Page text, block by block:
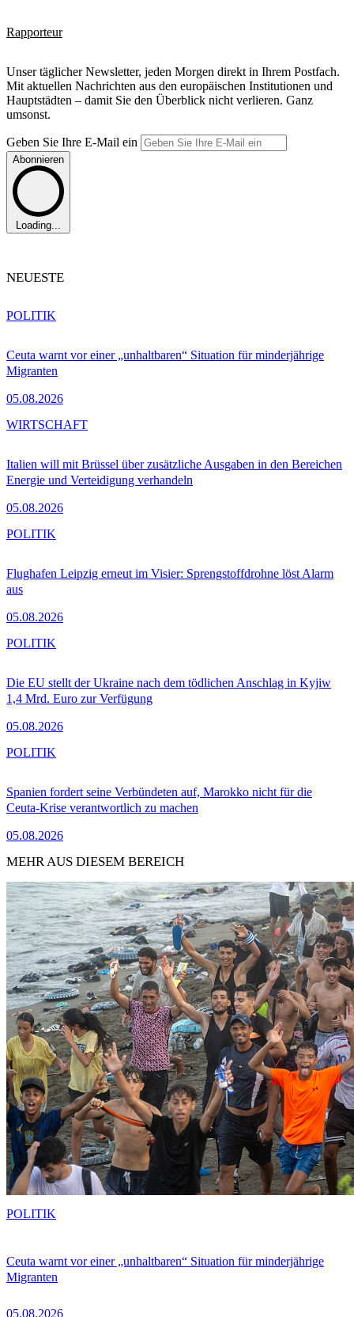
Rapporteur
Unser täglicher Newsletter, jeden Morgen direkt in Ihrem Postfach.
Mit aktuellen Nachrichten aus den europäischen Institutionen und
Hauptstädten – damit Sie den Überblick nicht verlieren. Ganz
umsonst.
Geben Sie Ihre E-Mail ein
Abonnieren
Loading...
NEUESTE
Ceuta warnt vor einer „unhaltbaren“ Situation für minderjährige
Migranten
05.08.2026
POLITIK
Italien will mit Brüssel über zusätzliche Ausgaben in den Bereichen
Energie und Verteidigung verhandeln
05.08.2026
WIRTSCHAFT
Flughafen Leipzig erneut im Visier: Sprengstoffdrohne löst Alarm
aus
05.08.2026
POLITIK
Die EU stellt der Ukraine nach dem tödlichen Anschlag in Kyjiw
1,4 Mrd. Euro zur Verfügung
05.08.2026
POLITIK
Spanien fordert seine Verbündeten auf, Marokko nicht für die
Ceuta-Krise verantwortlich zu machen
05.08.2026
POLITIK
MEHR AUS DIESEM BEREICH
Ceuta warnt vor einer „unhaltbaren“ Situation für minderjährige
Migranten
05.08.2026
POLITIK